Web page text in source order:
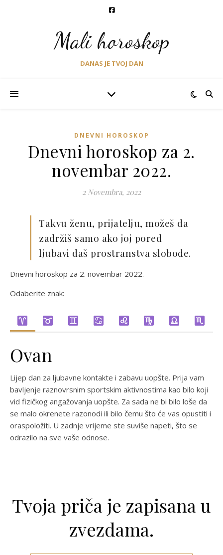
Mali horoskop
DANAS JE TVOJ DAN
DNEVNI HOROSKOP
Dnevni horoskop za 2.
novembar 2022.
2 Novembra, 2022
Takvu ženu, prijatelju, možeš da
zadržiš samo ako joj pored
ljubavi daš prostranstva slobode.
Dnevni horoskop za 2. novembar 2022.
Odaberite znak:
Ovan
Lijep dan za ljubavne kontakte i zabavu uopšte. Prija vam
bavljenje raznovrsnim sportskim aktivnostima kao bilo koji
vid fizičkog angažovanja uopšte. Za sada ne bi bilo loše da
se malo okrenete razonodi ili bilo čemu što će vas opustiti i
oraspoložiti. U zadnje vrijeme ste suviše napeti, što se
odrazilo na sve vaše odnose.
Tvoja priča je zapisana u
zvezdama.